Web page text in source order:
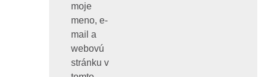
moje
meno, e-
mail a
webovú
stránku v